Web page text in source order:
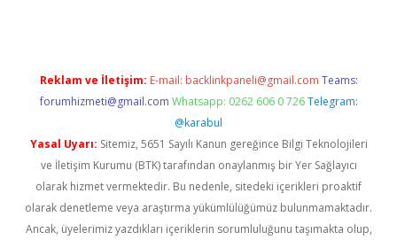
Reklam ve İletişim: E-mail: backlinkpaneli@gmail.com Teams:
forumhizmeti@gmail.com Whatsapp: 0262 606 0 726 Telegram:
@karabul
Yasal Uyarı: Sitemiz, 5651 Sayılı Kanun gereğince Bilgi Teknolojileri
ve İletişim Kurumu (BTK) tarafından onaylanmış bir Yer Sağlayıcı
olarak hizmet vermektedir. Bu nedenle, sitedeki içerikleri proaktif
olarak denetleme veya araştırma yükümlülüğümüz bulunmamaktadır.
Ancak, üyelerimiz yazdıkları içeriklerin sorumluluğunu taşımakta olup,